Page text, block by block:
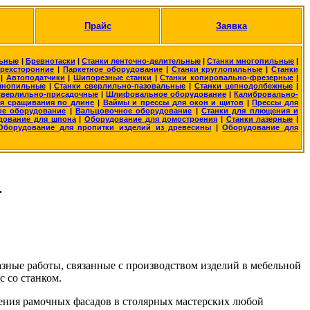
Прайс Заявка
| Бревнотаски | Станки ленточно-делительные|Станки многопильные |
|Паркетное оборудование| Станки круглопильные |Станки
Автоподатчики | Шипорезные станки |Станки копировально-фрезерные|
|Станки сверлильно-пазовальные |Станки цепнодолбежные |
присадочные | Шлифовальное оборудование | Калибровально-
сращивания по длине | Ваймы и прессы для окон и щитов|Прессы для
оборудование |Вальцовочное оборудование |Станки для плющения и
для шпона|Оборудование для домостроения | Станки лазерные |
для пропитки изделий из древесины |Оборудование для
работы, связанные с производством изделий в мебельной
со станком.
рамочных фасадов в столярных мастерских любой